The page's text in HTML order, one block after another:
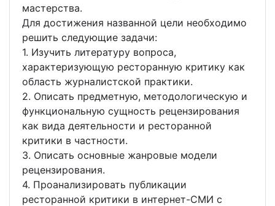
мастерства.
Для достижения названной цели необходимо
решить следующие задачи:
1. Изучить литературу вопроса,
характеризующую ресторанную критику как
область журналистской практики.
2. Описать предметную, методологическую и
функциональную сущность рецензирования
как вида деятельности и ресторанной
критики в частности.
3. Описать основные жанровые модели
рецензирования.
4. Проанализировать публикации
ресторанной критики в интернет-СМИ с